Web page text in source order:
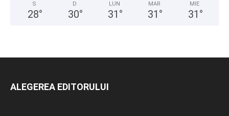
S
28°
D
30°
LUN
31 °
MAR
31 °
MIE
31 °
ALEGEREA EDITORULUI